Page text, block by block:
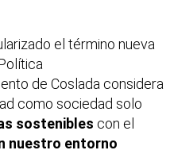
el término nueva
de Coslada considera
como sociedad solo
sostenibles con el
nuestro entorno